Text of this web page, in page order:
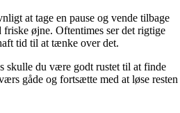
at tage en pause og vende tilbage
øjne. Oftentimes ser det rigtige
tid til at tænke over det.
skulle du være godt rustet til at finde
gåde og fortsætte med at løse resten